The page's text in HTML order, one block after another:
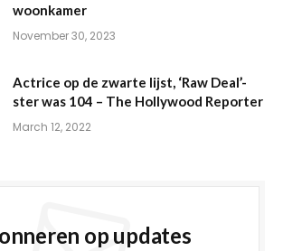
woonkamer
November 30, 2023
Actrice op de zwarte lijst, ‘Raw Deal’-
ster was 104 – The Hollywood Reporter
March 12, 2022
op updates